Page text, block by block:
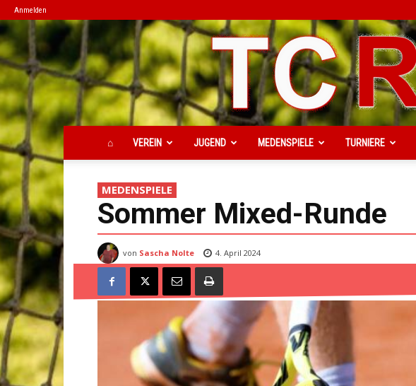
Anmelden
⌂ VEREIN JUGEND MEDENSPIELE TURNIERE
MEDENSPIELE
Sommer Mixed-Runde
von Sascha Nolte 4. April 2024